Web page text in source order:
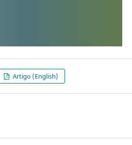
Artigo (English)